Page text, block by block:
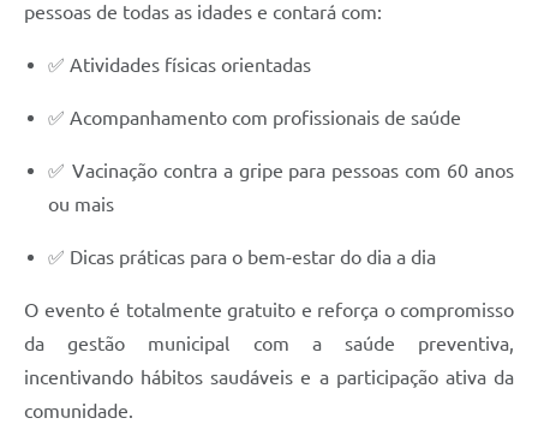
pessoas de todas as idades e contará com:
✅ Atividades físicas orientadas
✅ Acompanhamento com profissionais de saúde
✅ Vacinação contra a gripe para pessoas com 60 anos
ou mais
✅ Dicas práticas para o bem-estar do dia a dia
O evento é totalmente gratuito e reforça o compromisso
da gestão municipal com a saúde preventiva,
incentivando hábitos saudáveis e a participação ativa da
comunidade.